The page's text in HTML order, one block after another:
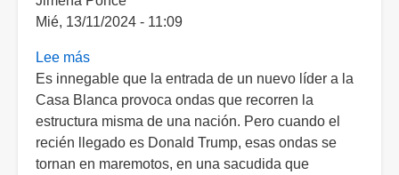
votar
tras
urnas
Mié, 13/11/2024 - 11:09
Lee más
Un
Retorno
al
Eco
del
Es innegable que la entrada de un nuevo líder a la
Casa Blanca provoca ondas que recorren la
estructura misma de una nación. Pero cuando el
recién llegado es Donald Trump, esas ondas se
tornan en maremotos, en una sacudida que